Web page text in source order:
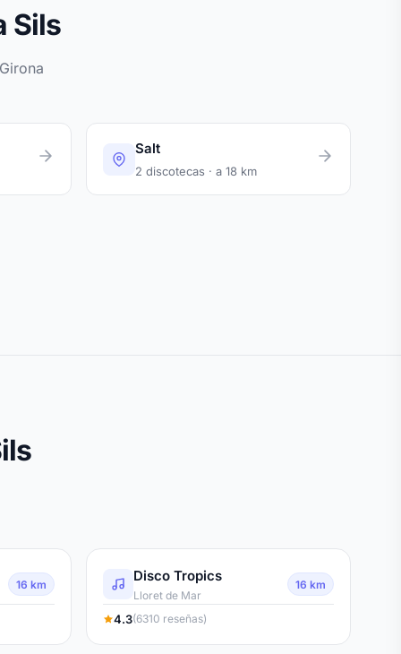
Sils
Salt
2 discotecas · a 18 km
16 km
Disco Tropics
Lloret de Mar
16 km
4.3(6310 reseñas)